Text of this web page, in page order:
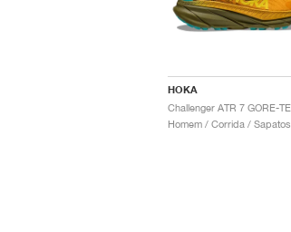
HOKA
Homem / Corrida / Sapatos